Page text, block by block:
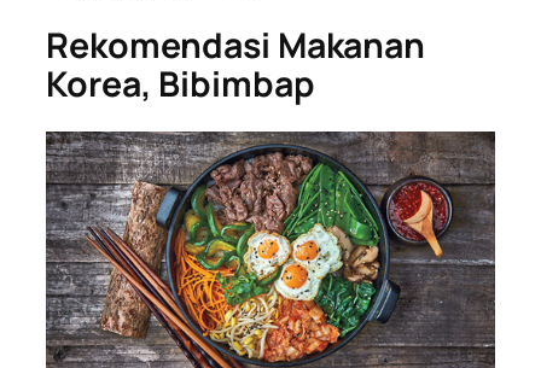
Rekomendasi Makanan
Korea, Bibimbap